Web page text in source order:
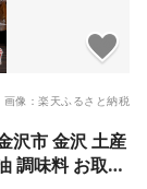
画像：楽天ふるさと納税
沢市 金沢 土産
調味料 お取り